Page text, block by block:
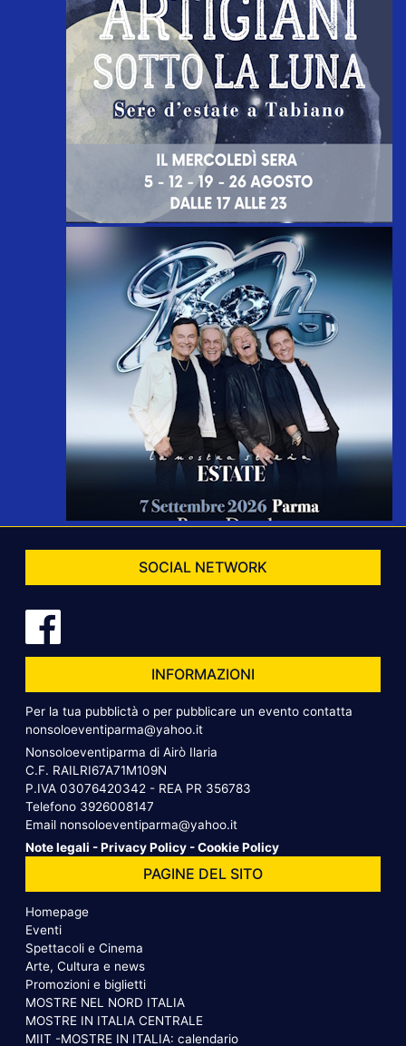
SOCIAL NETWORK
INFORMAZIONI
Per la tua pubblictà o per pubblicare un evento contatta
nonsoloeventiparma@yahoo.it
Nonsoloeventiparma di Airò Ilaria
C.F. RAILRI67A71M109N
P.IVA 03076420342 - REA PR 356783
Telefono 3926008147
Email nonsoloeventiparma@yahoo.it
Note legali -Privacy Policy -Cookie Policy
PAGINE DEL SITO
Homepage
Eventi
Spettacoli e Cinema
Arte, Cultura e news
Promozioni e biglietti
MOSTRE NEL NORD ITALIA
MOSTRE IN ITALIA CENTRALE
MIIT -MOSTRE IN ITALIA: calendario